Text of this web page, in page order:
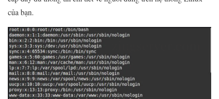
của bạn.